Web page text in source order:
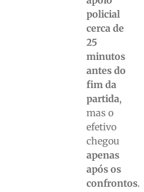
policial
cerca de
25
minutos
antes do
fim da
partida,
mas o
efetivo
chegou
apenas
após os
confrontos.